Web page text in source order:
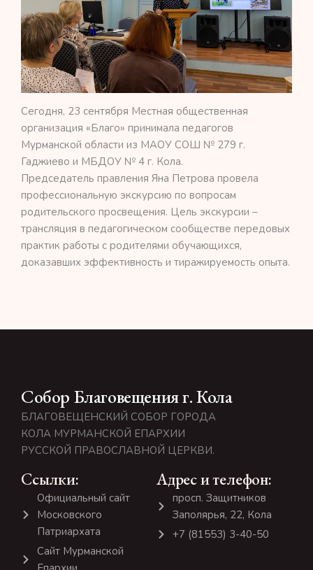
Сегодня, 23 сентября Местная общественная
организация «Благо» принимала педагогов
Мурманской области из МАОУ СОШ № 279 г.
Гаджиево и МБДОУ № 4 г. Кола.
Председатель правления Яна Петрова провела
профессиональную экскурсию по вопросам
родительского просвещения. Цель экскурсии –
трансляция в педагогическом сообществе передовых
практик работы с родителями обучающихся,
доказавших эффективность и тиражируемость опыта.
Собор Благовещения г. Кола
БЛАГОВЕЩЕНСКИЙ СОБОР ГОРОДА
КОЛА МУРМАНСКОЙ ЕПАРХИИ
РУССКОЙ ПРАВОСЛАВНОЙ ЦЕРКВИ.
Ссылки:
Официальный сайт
Московского
Патриархата
Сайт Мурманской
Адрес и телефон:
просп. Защитников
Заполярья, 22, Кола
+7 (81553) 3-40-50